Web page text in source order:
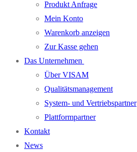
Produkt Anfrage
Mein Konto
Warenkorb anzeigen
Zur Kasse gehen
Das Unternehmen
Über VISAM
Qualitätsmanagement
System- und Vertriebspartner
Plattformpartner
Kontakt
News